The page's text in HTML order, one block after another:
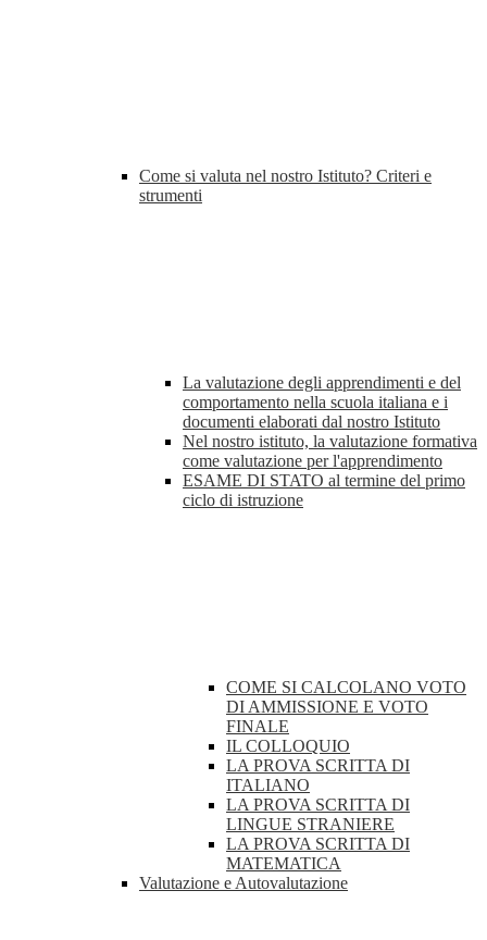
Come si valuta nel nostro Istituto? Criteri e
strumenti
La valutazione degli apprendimenti e del
comportamento nella scuola italiana e i
documenti elaborati dal nostro Istituto
Nel nostro istituto, la valutazione formativa
come valutazione per l'apprendimento
ESAME DI STATO al termine del primo
ciclo di istruzione
COME SI CALCOLANO VOTO
DI AMMISSIONE E VOTO
FINALE
IL COLLOQUIO
LA PROVA SCRITTA DI
ITALIANO
LA PROVA SCRITTA DI
LINGUE STRANIERE
LA PROVA SCRITTA DI
MATEMATICA
Valutazione e Autovalutazione